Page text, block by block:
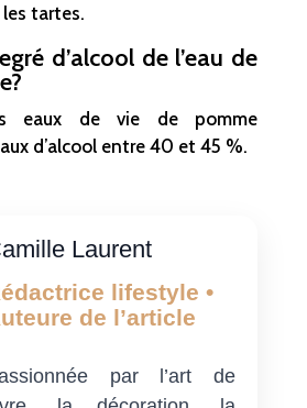
tartes.
d’alcool de l’eau de
eaux de vie de pomme
d’alcool entre 40 et 45 %.
Laurent
lifestyle •
de l’article
par l’art de